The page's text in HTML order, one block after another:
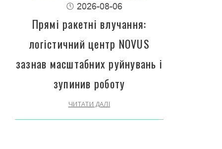
2026-08-06
Прямі ракетні влучання:
логістичний центр NOVUS
зазнав масштабних руйнувань і
зупинив роботу
ЧИТАТИ ДАЛІ